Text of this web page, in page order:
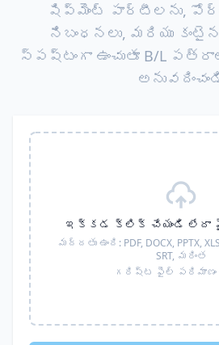
షిప్మెంట్ పార్టీలను,
నిబంధనలు, మరియు
స్పష్టంగా ఉంచుతూ B/L
ఇక్కడ క్లిక్ చేయండి లేదా
మద్దతు ఉంది: PDF, DOCX, PPTX,
SRT, మరింత
గరిష్ట ఫైల్ పరిమాణం